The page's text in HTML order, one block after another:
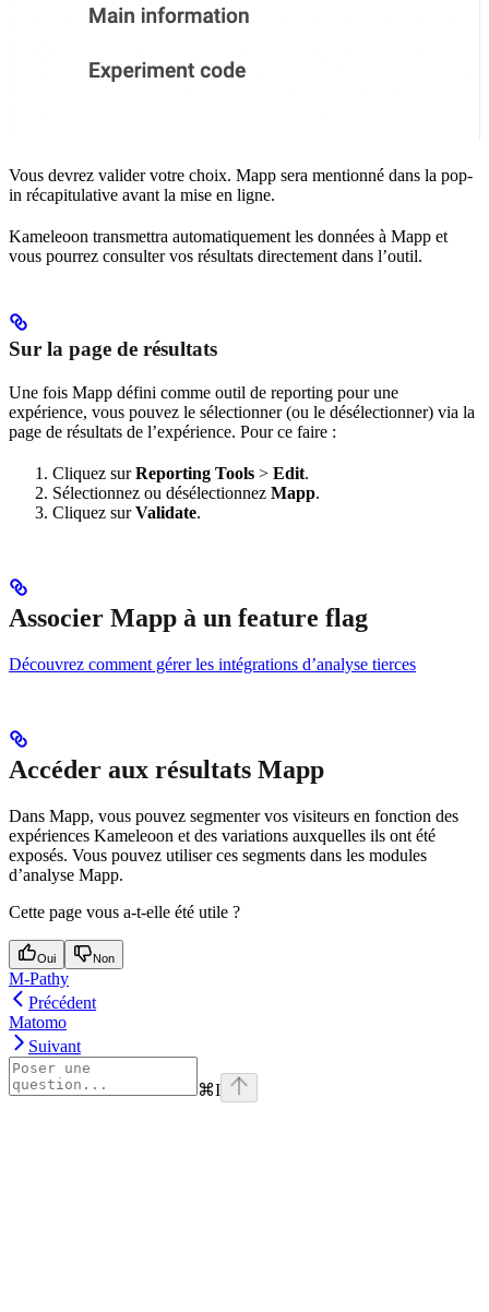
Vous devrez valider votre choix. Mapp sera mentionné dans la pop-
in récapitulative avant la mise en ligne.
Kameleoon transmettra automatiquement les données à Mapp et
vous pourrez consulter vos résultats directement dans l’outil.
Sur la page de résultats
Une fois Mapp défini comme outil de reporting pour une
expérience, vous pouvez le sélectionner (ou le désélectionner) via la
page de résultats de l’expérience. Pour ce faire :
Cliquez surReporting Tools > Edit.
Sélectionnez ou désélectionnez Mapp.
Cliquez surValidate.
Associer Mapp à un feature flag
Découvrez comment gérer les intégrations d’analyse tierces
Accéder aux résultats Mapp
Dans Mapp, vous pouvez segmenter vos visiteurs en fonction des
expériences Kameleoon et des variations auxquelles ils ont été
exposés. Vous pouvez utiliser ces segments dans les modules
d’analyse Mapp.
Cette page vous a-t-elle été utile ?
Oui Non
M-Pathy
Précédent
Matomo
Suivant
⌘I